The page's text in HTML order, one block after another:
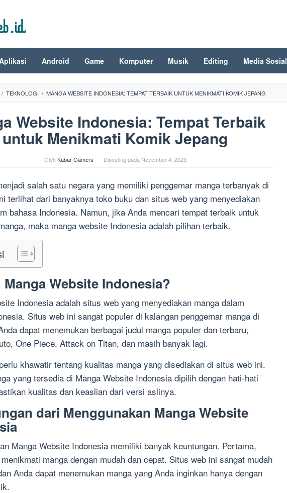
Android Game Komputer Musik Editing Media Sosial
/ TEKNOLOGI / MANGA WEBSITE INDONESIA: TEMPAT TERBAIK UNTUK MENIKMATI KOMIK JEPANG
Website Indonesia: Tempat Terbaik
untuk Menikmati Komik Jepang
OlehKabar Gamers Diposting pada November 4, 2023
salah satu negara yang memiliki penggemar manga terbanyak di
terlihat dari banyaknya toko buku dan situs web yang menyediakan
bahasa Indonesia. Namun, jika Anda mencari tempat terbaik untuk
maka manga website Indonesia adalah pilihan terbaik.
Website Indonesia?
Indonesia adalah situs web yang menyediakan manga dalam
Situs web ini sangat populer di kalangan penggemar manga di
dapat menemukan berbagai judul manga populer dan terbaru,
One Piece, Attack on Titan, dan masih banyak lagi.
khawatir tentang kualitas manga yang disediakan di situs web ini.
yang tersedia di Manga Website Indonesia dipilih dengan hati-hati
kualitas dan keaslian dari versi aslinya.
dari Menggunakan Manga Website
Manga Website Indonesia memiliki banyak keuntungan. Pertama,
manga dengan mudah dan cepat. Situs web ini sangat mudah
Anda dapat menemukan manga yang Anda inginkan hanya dengan